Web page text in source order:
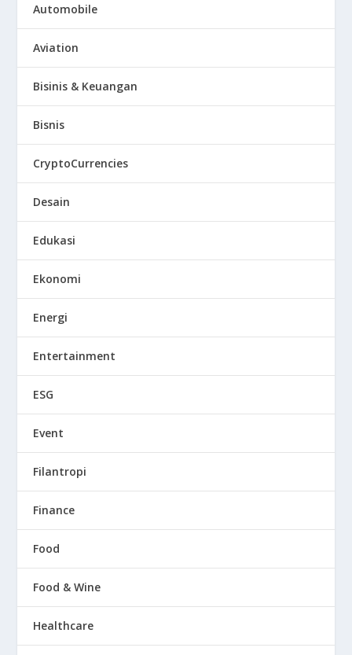
Automobile
Aviation
Bisinis & Keuangan
Bisnis
CryptoCurrencies
Desain
Edukasi
Ekonomi
Energi
Entertainment
ESG
Event
Filantropi
Finance
Food
Food & Wine
Healthcare